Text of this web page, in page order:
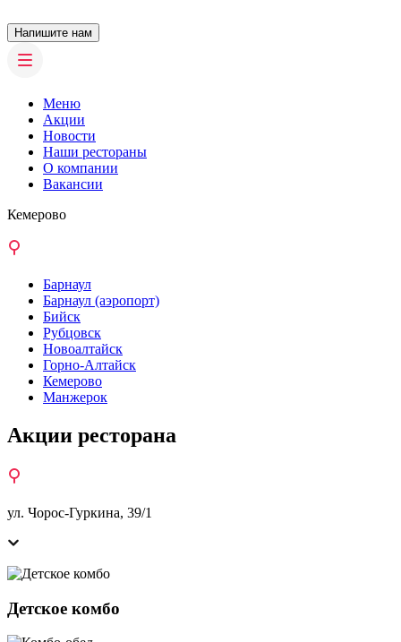
Напишите нам
Меню
Акции
Новости
Наши рестораны
О компании
Вакансии
Кемерово
Барнаул
Барнаул (аэропорт)
Бийск
Рубцовск
Новоалтайск
Горно-Алтайск
Кемерово
Манжерок
Акции ресторана
ул. Чорос-Гуркина, 39/1
Детское комбо